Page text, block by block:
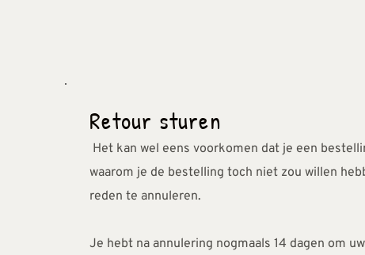
Retour sturen
waarom je de bestelling toch niet zou willen
reden te annuleren.
Je hebt na annulering nogmaals 14 dagen om